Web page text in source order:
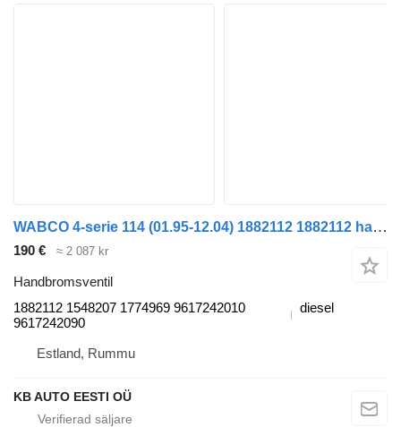
WABCO 4-serie 114 (01.95-12.04) 1882112 1882112 handbromsventil till Scania 4-series (1995-2006) lastbil
190 € ≈ 2 087 kr
Handbromsventil
1882112 1548207 1774969 9617242010
9617242090
diesel
Estland, Rummu
KB AUTO EESTI OÜ